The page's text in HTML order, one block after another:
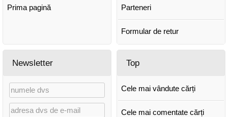
Prima pagină Parteneri
Formular de retur
Newsletter Top
Cele mai vândute cărți
Cele mai comentate cărți